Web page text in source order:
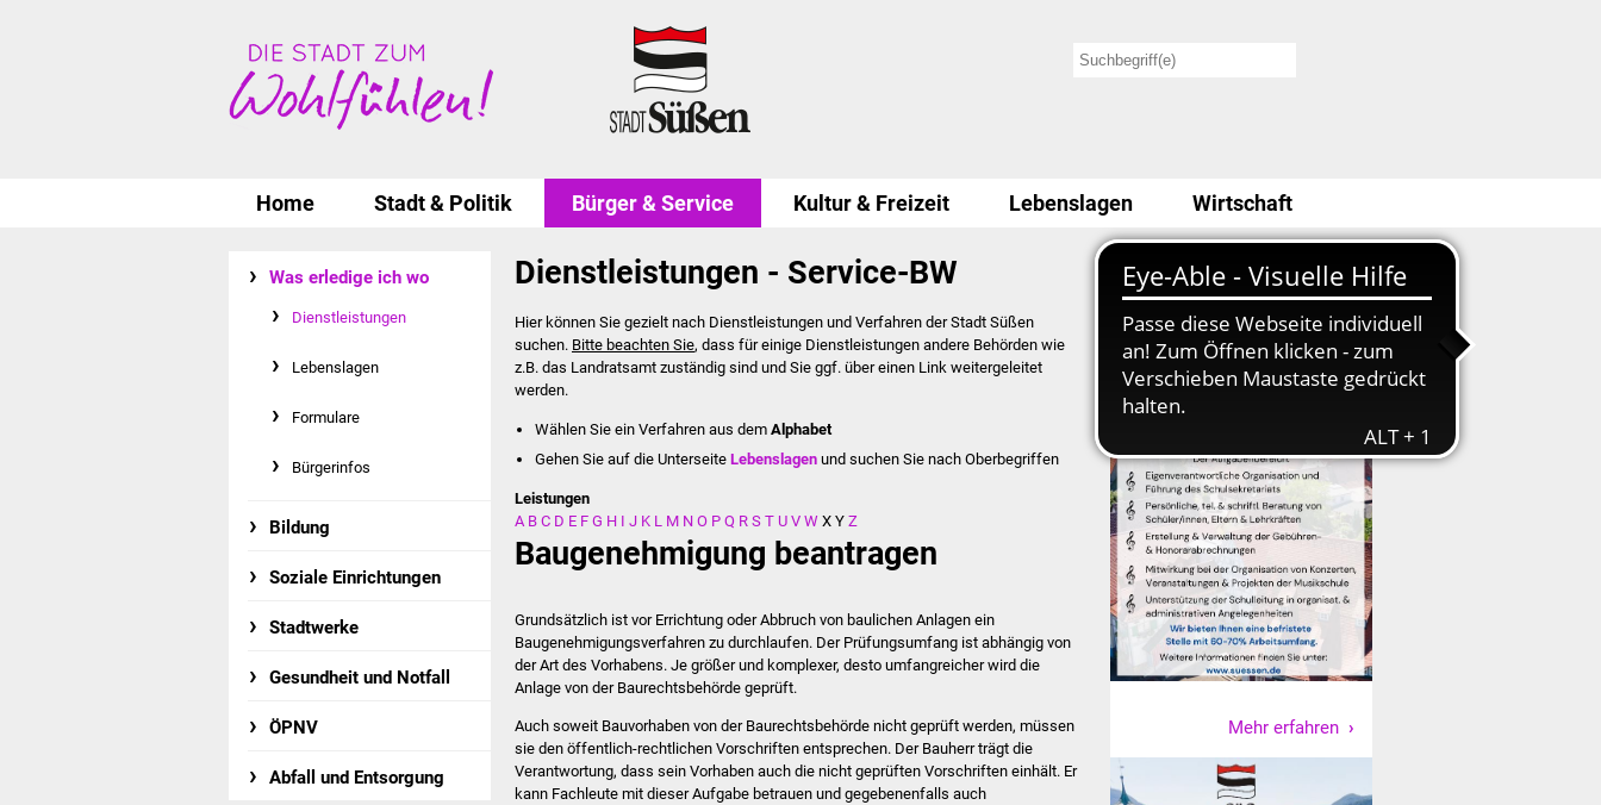
Home Stadt & Politik Bürger & Service Kultur & Freizeit Lebenslagen Wirtschaft
Was erledige ich wo
Dienstleistungen
Lebenslagen
Formulare
Bürgerinfos
Bildung
Soziale Einrichtungen
Stadtwerke
Gesundheit und Notfall
ÖPNV
Abfall und Entsorgung
Dienstleistungen - Service-BW
Hier können Sie gezielt nach Dienstleistungen und Verfahren der Stadt Süßen
suchen. Bitte beachten Sie, dass für einige Dienstleistungen andere Behörden wie
z.B. das Landratsamt zuständig sind und Sie ggf. über einen Link weitergeleitet
werden.
Wählen Sie ein Verfahren aus dem Alphabet
Gehen Sie auf die UnterseiteLebenslagen und suchen Sie nach Oberbegriffen
Leistungen
A B C D E F G H I J K L M N O P Q R S T U V W X Y Z
Baugenehmigung beantragen
Grundsätzlich ist vor Errichtung oder Abbruch von baulichen Anlagen ein
Baugenehmigungsverfahren zu durchlaufen. Der Prüfungsumfang ist abhängig von
der Art des Vorhabens. Je größer und komplexer, desto umfangreicher wird die
Anlage von der Baurechtsbehörde geprüft.
Auch soweit Bauvorhaben von der Baurechtsbehörde nicht geprüft werden, müssen
sie den öffentlich-rechtlichen Vorschriften entsprechen. Der Bauherr trägt die
Verantwortung, dass sein Vorhaben auch die nicht geprüften Vorschriften einhält. Er
kann Fachleute mit dieser Aufgabe betrauen und gegebenenfalls auch
Stellenausschreibung
Mehr erfahren